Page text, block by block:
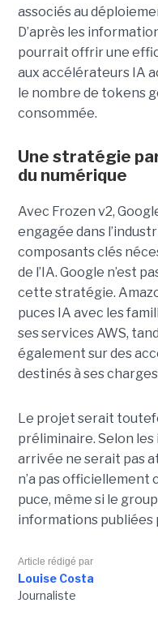
associés au
D’après les
pourrait offrir une
aux accélérateurs IA
le nombre de tokens
consommée.
Une stratégie
du numérique
Avec Frozen v2,
engagée dans
composants clés
de l’IA. Google n’est
cette stratégie.
puces IA avec les
ses services AWS,
également sur des
destinés à ses
Le projet serait
préliminaire. Selon
arrivée ne serait pas
n’a pas officiellement
puce, même si le
informations publiées
Article rédigé par
Louise Costa
Journaliste